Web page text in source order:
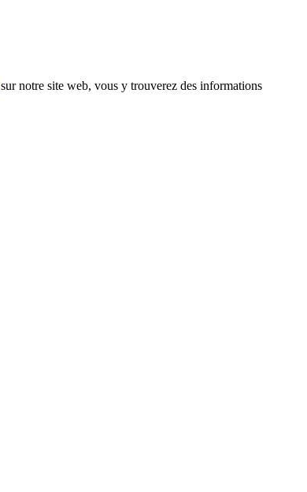
sur notre site web, vous y trouverez des informations